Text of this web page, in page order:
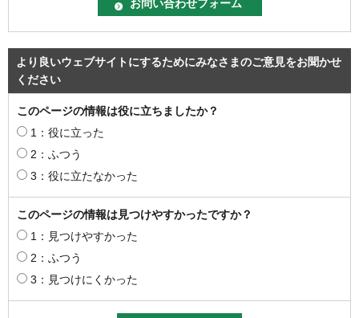
より良いウェブサイトにするためにみなさまのご意見をお聞かせ
ください
このページの情報は役に立ちましたか？
1：役に立った
2：ふつう
3：役に立たなかった
このページの情報は見つけやすかったですか？
1：見つけやすかった
2：ふつう
3：見つけにくかった